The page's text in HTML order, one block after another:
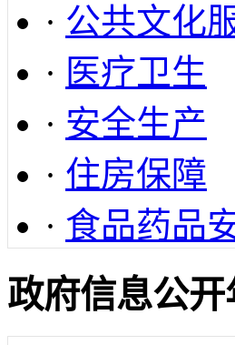
· 公共文化
· 医疗卫生
· 安全生产
· 住房保障
· 食品药品
政府信息公开